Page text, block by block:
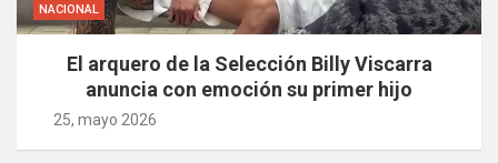
NACIONAL
El arquero de la Selección Billy Viscarra
anuncia con emoción su primer hijo
25, mayo 2026